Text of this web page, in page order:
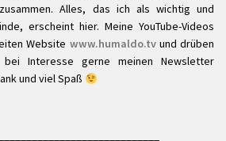
Alles, das ich als wichtig und
erscheint hier. Meine YouTube-Videos
Website www.humaldo.tvund drüben
Interesse gerne meinen Newsletter
und viel Spaß